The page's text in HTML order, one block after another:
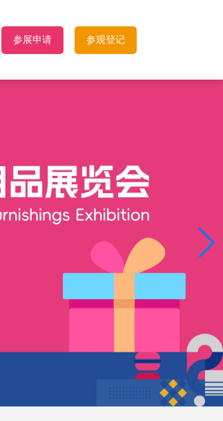
参展申请 参观登记